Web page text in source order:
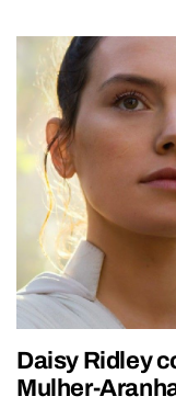
Daisy Ridley
Mulher-